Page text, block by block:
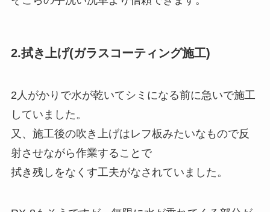
2.拭き上げ(ガラスコーティング施工)
2人がかりで水が乾いてシミになる前に急いで施工
していました。
又、施工後の吹き上げはレフ板みたいなもので反
射させながら作業することで
拭き残しをなくす工夫がなされていました。